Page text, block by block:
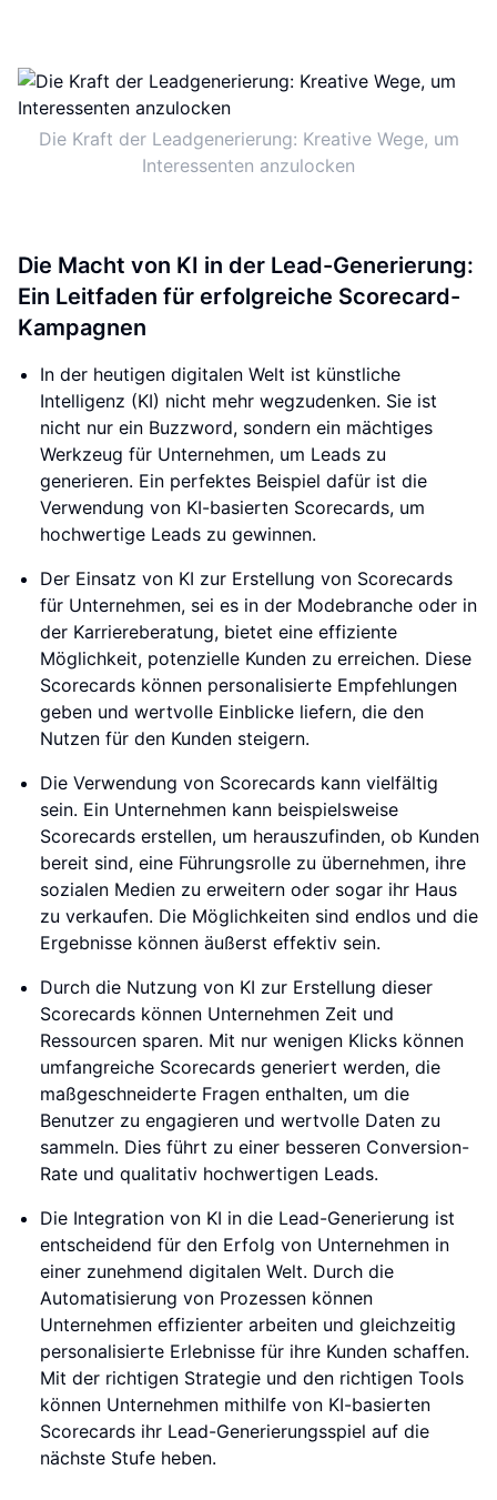
Die Kraft der Leadgenerierung: Kreative Wege, um
Interessenten anzulocken
Die Macht von KI in der Lead-Generierung:
Ein Leitfaden für erfolgreiche Scorecard-
Kampagnen
In der heutigen digitalen Welt ist künstliche
Intelligenz (KI) nicht mehr wegzudenken. Sie ist
nicht nur ein Buzzword, sondern ein mächtiges
Werkzeug für Unternehmen, um Leads zu
generieren. Ein perfektes Beispiel dafür ist die
Verwendung von KI-basierten Scorecards, um
hochwertige Leads zu gewinnen.
Der Einsatz von KI zur Erstellung von Scorecards
für Unternehmen, sei es in der Modebranche oder in
der Karriereberatung, bietet eine effiziente
Möglichkeit, potenzielle Kunden zu erreichen. Diese
Scorecards können personalisierte Empfehlungen
geben und wertvolle Einblicke liefern, die den
Nutzen für den Kunden steigern.
Die Verwendung von Scorecards kann vielfältig
sein. Ein Unternehmen kann beispielsweise
Scorecards erstellen, um herauszufinden, ob Kunden
bereit sind, eine Führungsrolle zu übernehmen, ihre
sozialen Medien zu erweitern oder sogar ihr Haus
zu verkaufen. Die Möglichkeiten sind endlos und die
Ergebnisse können äußerst effektiv sein.
Durch die Nutzung von KI zur Erstellung dieser
Scorecards können Unternehmen Zeit und
Ressourcen sparen. Mit nur wenigen Klicks können
umfangreiche Scorecards generiert werden, die
maßgeschneiderte Fragen enthalten, um die
Benutzer zu engagieren und wertvolle Daten zu
sammeln. Dies führt zu einer besseren Conversion-
Rate und qualitativ hochwertigen Leads.
Die Integration von KI in die Lead-Generierung ist
entscheidend für den Erfolg von Unternehmen in
einer zunehmend digitalen Welt. Durch die
Automatisierung von Prozessen können
Unternehmen effizienter arbeiten und gleichzeitig
personalisierte Erlebnisse für ihre Kunden schaffen.
Mit der richtigen Strategie und den richtigen Tools
können Unternehmen mithilfe von KI-basierten
Scorecards ihr Lead-Generierungsspiel auf die
nächste Stufe heben.